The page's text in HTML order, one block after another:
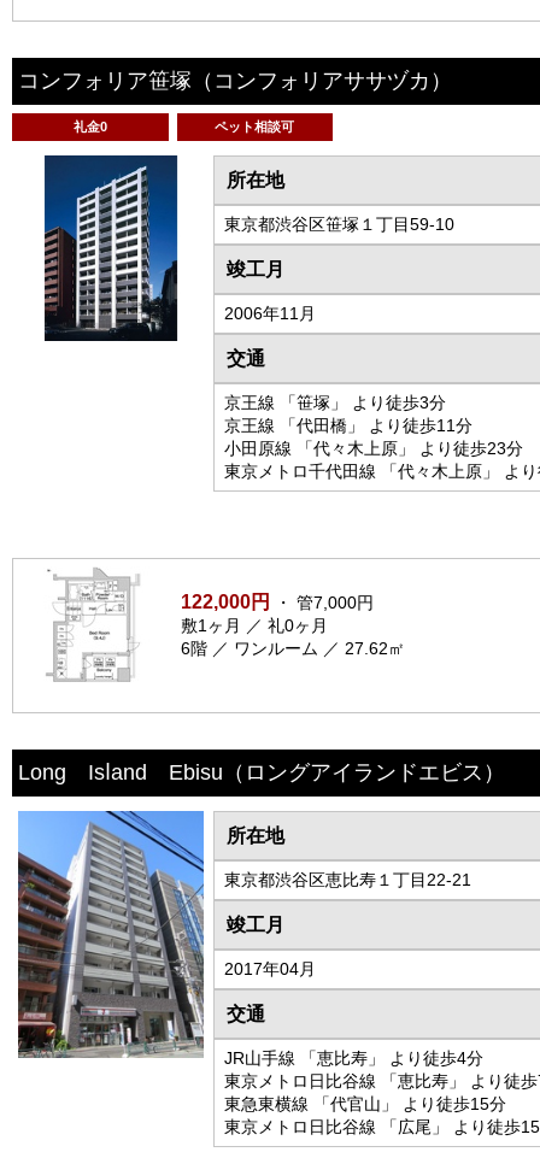
コンフォリア笹塚 （コンフォリアササヅカ）
礼金0 ペット相談可
所在地
東京都渋谷区笹塚１丁目59-10
竣工月
2006年11月
交通
京王線 「笹塚」 より徒歩3分
京王線 「代田橋」 より徒歩11分
小田原線 「代々木上原」 より徒歩23分
東京メトロ千代田線 「代々木上原」 よ
122,000円
・ 管7,000円
敷1ヶ月 ／ 礼0ヶ月
6階 ／ ワンルーム ／ 27.62㎡
Long Isⅼand Ebisu （ロングアイランドエビス）
所在地
東京都渋谷区恵比寿１丁目22-21
竣工月
2017年04月
交通
JR山手線 「恵比寿」 より徒歩4分
東京メトロ日比谷線 「恵比寿」 より徒
東急東横線 「代官山」 より徒歩15分
東京メトロ日比谷線 「広尾」 より徒歩